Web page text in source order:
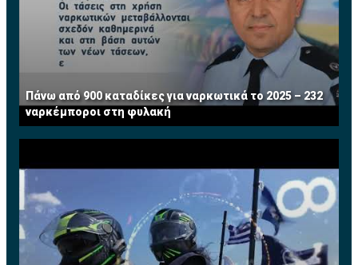
Πάνω από 900 καταδίκες για ναρκωτικά το 2025 – 232
ναρκέμποροι στη φυλακή